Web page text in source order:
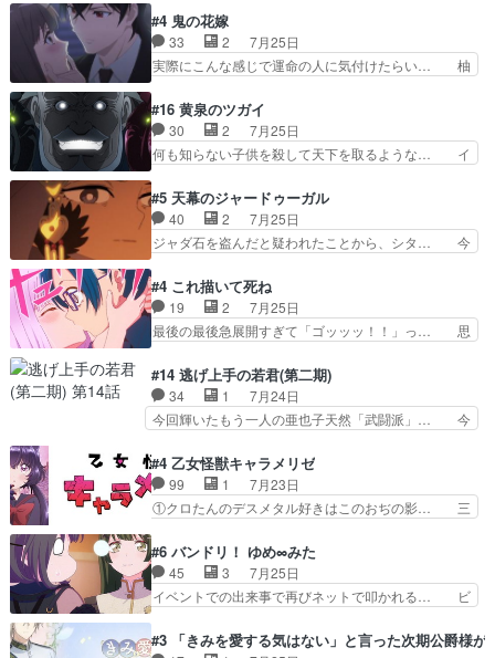
タ教育のせいで瑞佳がヒモカス… 伊万里ちゃんの
人前での苦手意識を抱えなが… 第４話をｄアニメ
ストアで視聴しました。視…
なはプリキュア仲間には自分が未来から… の活
躍、敵を圧倒ってのはおおよその流れだ… キュア
エクレール初変身＆初戦闘。プリキュ… キュアエ
クレールは強いが力を制御できない… キュアエク
ッコロで始まってちょっ… バカおもろいやん
www実質まどマギやんけ… しかも実質的にエク
レールが倒したビルであ…
#4 鬼の花嫁
33 2
7月25日
実際にこんな感じで運命の人に気付けたらい… 柚
の花嫁は一見すると甘い夢、理想の天国… 玲夜さ
んのご両親の登場ですこの世に数多い… 玲夜のお
父さんが石田彰だったことに驚きを… 主人公自分
の立場わかって無さすぎやしまた… ヨミツガと
子にも優しいし可愛いしこの… ユキノさんから玲
夜の父親の話で、そのイメ… あやかしの頂点に立
つ鬼龍院家の現当主が息…
#16 黄泉のツガイ
30 2
7月25日
何も知らない子供を殺して天下を取るような… イ
いバトル回の最後に、予想外の引きシン… これっ
て作者が描きたいのは"ユルの物語"… デラさんの
秘密がちょっとわかった回、正直… 左さんと刀持
ちさんが対決♪あとどこぞのじ… 何処も彼処も言
く動いていてずっと胸が熱… 同時視聴｜
DaemonsRealm｜リア… これまで騙していた東
村を捨てて新郷家に来…
#5 天幕のジャードゥーガル
40 2
7月25日
ジャダ石を盗んだと疑われたことから、シタ… 今
ぶややこしいことになってたオープニン… テンポ
も良いし毎話良いところで引くから全… 盟友ドレ
ゲネ后との出会い。次週のドレゲネ… さて、登場
人物多いけどついていけるのか私… 今回は遂にド
んがめっちゃ可愛かったなド… まさかの展開にめ
ちゃくちゃテンション上が… チャガタイの所へ密
偵に行ったはずがドレゲ…
#4 これ描いて死ね
19 2
7月25日
最後の最後急展開すぎて「ゴッッッ！！」っ… 思
は泣かなかった！漫画描きのハウツー回… この作
品はこういうのをズバッとキメるの上… 藤子不二
雄に親しんだ人にはとてもフィット… 赤福のヌル
ヌルした動きとかネームを褒めら… 漫研が気にな
から新たな仲間まで。本作品… 今回エンディング
テーマが流れるのが早い（… この作品の世界に
も、一応デジタルという概…
#14 逃げ上手の若君(第二期)
34 1
7月24日
今回輝いたもう一人の亜也子天然「武闘派」… 今
逃れすら逃げ上手亜也子のアシストに支… そう
か、亜也子もまだ9歳なのか‥ときゆき… 「亜也
子のドキドキ・大作戦！・長寿丸を一… 目玉と耳
を相手に言葉で繰り広げる戰もノラ… 時代設定ど
からのいらすとやは草だった。… 今回は亜也子回
でしたね頼もしさと乙女らし… 貞宗、キモいギョ
ロ目としか思ってなかった…
#4 乙女怪獣キャラメリゼ
99 1
7月23日
①クロたんのデスメタル好きはこのおぢの影… 三
か好きになれんキャラだなぁ作品もイン… 相変わ
らず生物学者には見えないわね響野君… 正体を知
らないのにどちりも肯定してくれた… 黒絵がハル
ゴンになっても、南を助けて大事… OPにデスボ
心を許す、母の友達である光… 黒絵の可愛さレベ
#6 バンドリ！ ゆめ∞みた
45 3
7月25日
イベントでの出来事で再びネットで叩かれる… ビ
ラがまじで何がしたいかわからん！先生… 陰キャ
#3 「きみを愛する気はない」と言った次期公爵様が